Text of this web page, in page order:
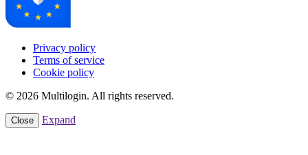
Privacy policy
Terms of service
Cookie policy
© 2026 Multilogin. All rights reserved.
Close Expand